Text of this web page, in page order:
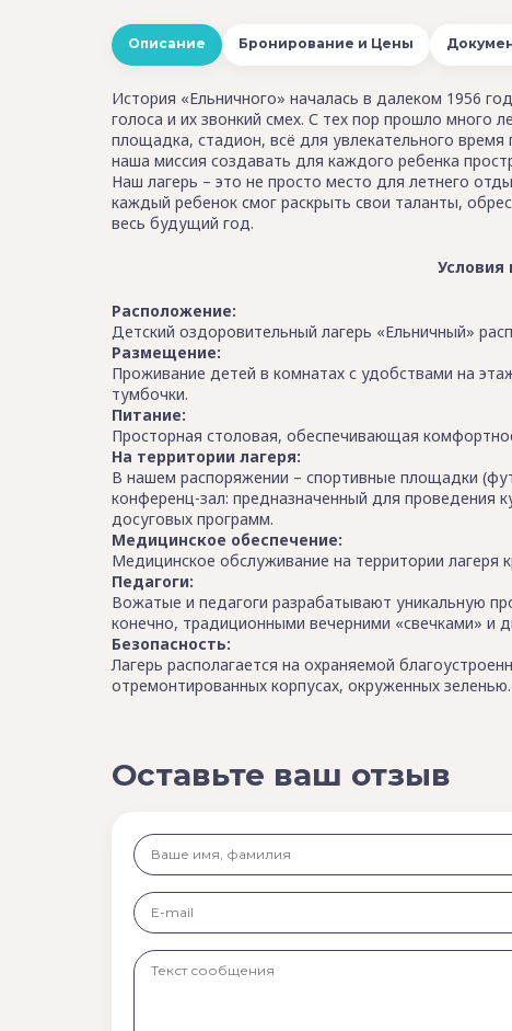
Описание Бронирование и Цены
История «Ельничного» началась в далеком 1956
голоса и их звонкий смех. С тех пор прошло много
площадка, стадион, всё для увлекательного
наша миссия создавать для каждого ребенка
Наш лагерь – это не просто место для летнего
каждый ребенок смог раскрыть свои таланты,
весь будущий год.
Условия
Расположение:
Детский оздоровительный лагерь «Ельничный»
Размещение:
Проживание детей в комнатах с удобствами на
тумбочки.
Питание:
Просторная столовая, обеспечивающая
На территории лагеря:
В нашем распоряжении – спортивные площадки
конференц-зал: предназначенный для проведения
досуговых программ.
Медицинское обеспечение:
Медицинское обслуживание на территории лагеря
Педагоги:
Вожатые и педагоги разрабатывают уникальную
конечно, традиционными вечерними «свечками» и
Безопасность:
Лагерь располагается на охраняемой
отремонтированных корпусах, окруженных зеленью.
Оставьте ваш отзыв